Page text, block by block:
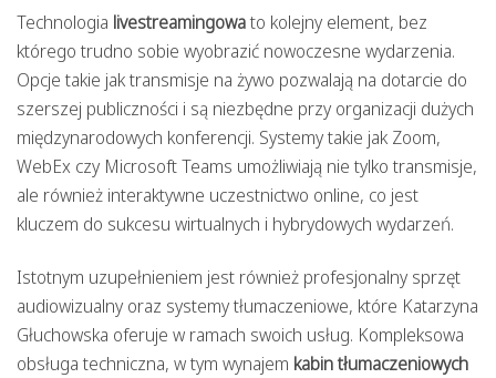
Technologia livestreamingowato kolejny element, bez
którego trudno sobie wyobrazić nowoczesne wydarzenia.
Opcje takie jak transmisje na żywo pozwalają na dotarcie do
szerszej publiczności i są niezbędne przy organizacji dużych
międzynarodowych konferencji. Systemy takie jak Zoom,
WebEx czy Microsoft Teams umożliwiają nie tylko transmisje,
ale również interaktywne uczestnictwo online, co jest
kluczem do sukcesu wirtualnych i hybrydowych wydarzeń.
Istotnym uzupełnieniem jest również profesjonalny sprzęt
audiowizualny oraz systemy tłumaczeniowe, które Katarzyna
Głuchowska oferuje w ramach swoich usług. Kompleksowa
obsługa techniczna, w tym wynajem kabin tłumaczeniowych